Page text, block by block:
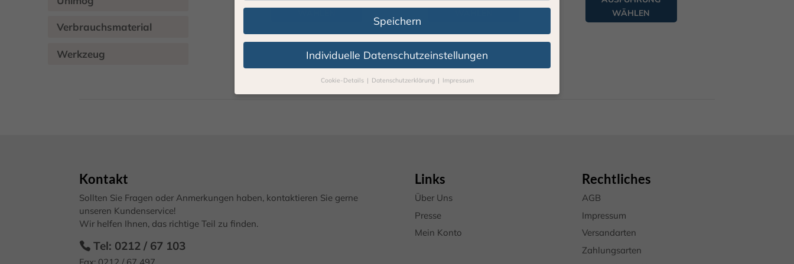
WÄHLEN
Verbrauchsmaterial
Werkzeug
Kontakt
Sollten Sie Fragen oder Anmerkungen haben, kontaktieren Sie gerne
unseren Kundenservice!
Wir helfen Ihnen, das richtige Teil zu finden.
Tel: 0212 / 67 103
Links
Über Uns
Presse
Mein Konto
Rechtliches
AGB
Impressum
Versandarten
Zahlungsarten
Speichern
Individuelle Datenschutzeinstellungen
Cookie-Details Datenschutzerklärung Impressum
Datenschutzeinstellungen
(z. B. IP-Adressen), z. B. für personalisierte Anzeigen und Inhalte oder Anzeigen-
Weitere Informationen über die Verwendung Ihrer Daten
finden Sie in unsererDatenschutzerklärung
Einwilligung zu ganzen Kategorien geben oder sich weitere Informationen
anzeigen lassen und so nur bestimmte Cookies auswählen.